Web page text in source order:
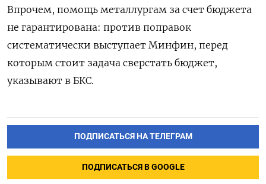
Впрочем, помощь металлургам за счет бюджета
не гарантирована: против поправок
систематически выступает Минфин, перед
которым стоит задача сверстать бюджет,
указывают в БКС.
ПОДПИСАТЬСЯ НА ТЕЛЕГРАМ
ПОДПИСАТЬСЯ В GOOGLE